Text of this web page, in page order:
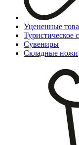
Уцененные
Туристическое
Сувениры
Складные ножи